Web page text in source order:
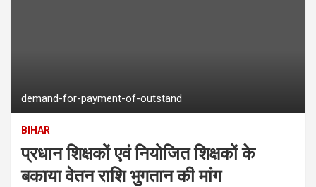
demand-for-payment-of-outstand
BIHAR
प्रधान शिक्षकों एवं नियोजित शिक्षकों के
बकाया वेतन राशि भुगतान की मांग